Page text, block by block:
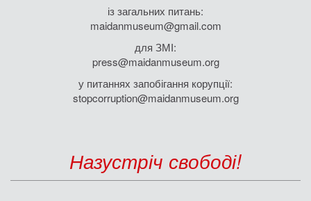
із загальних питань:
maidanmuseum@gmail.com
для ЗМІ:
press@maidanmuseum.org
у питаннях запобігання корупції:
stopcorruption@maidanmuseum.org
Назустріч свободі!